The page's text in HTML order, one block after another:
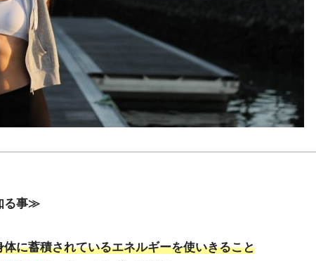
る事≫
体に蓄積されているエネルギーを使いきること